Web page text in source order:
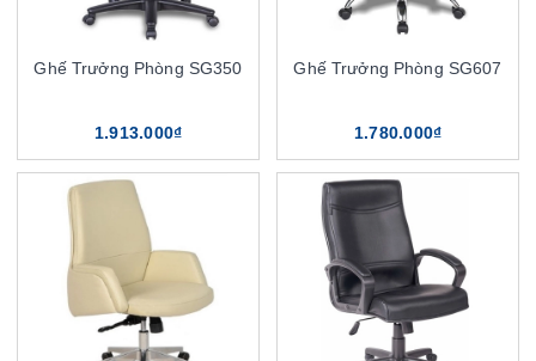
Ghế Trưởng Phòng SG350
1.913.000₫
Ghế Trưởng Phòng SG607
1.780.000₫